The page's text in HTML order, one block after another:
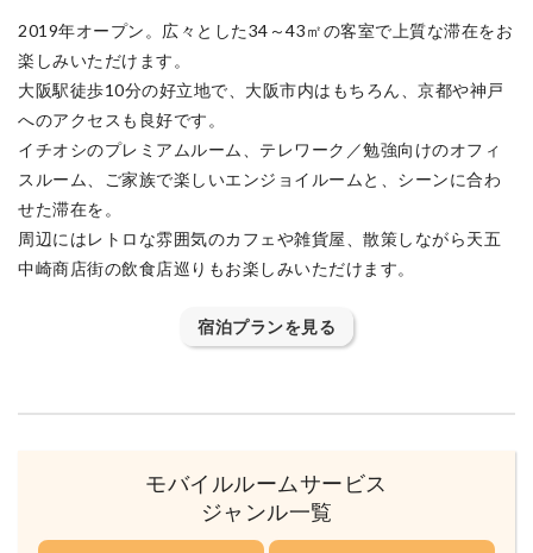
2019年オープン。広々とした34～43㎡の客室で上質な滞在をお
楽しみいただけます。
大阪駅徒歩10分の好立地で、大阪市内はもちろん、京都や神戸
へのアクセスも良好です。
イチオシのプレミアムルーム、テレワーク／勉強向けのオフィ
スルーム、ご家族で楽しいエンジョイルームと、シーンに合わ
せた滞在を。
周辺にはレトロな雰囲気のカフェや雑貨屋、散策しながら天五
中崎商店街の飲食店巡りもお楽しみいただけます。
宿泊プランを見る
モバイルルームサービス
ジャンル一覧